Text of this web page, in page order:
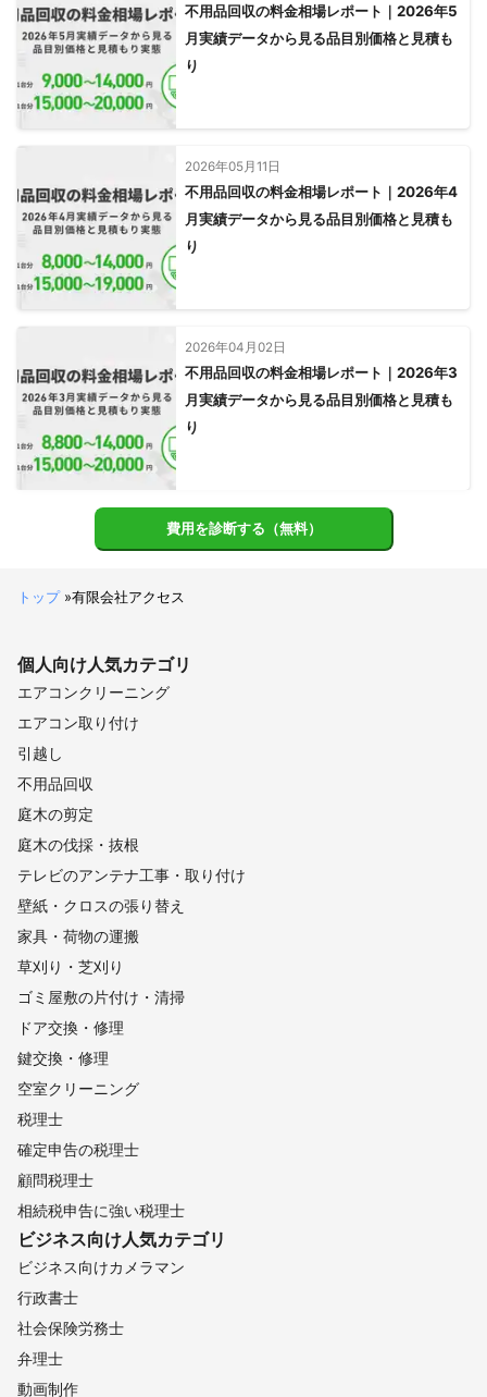
不用品回収の料金相場レポート｜2026年5
月実績データから見る品目別価格と見積も
り
2026年05月11日
不用品回収の料金相場レポート｜2026年4
月実績データから見る品目別価格と見積も
り
2026年04月02日
不用品回収の料金相場レポート｜2026年3
月実績データから見る品目別価格と見積も
り
費用を診断する（無料）
トップ»有限会社アクセス
個人向け人気カテゴリ
エアコンクリーニング
エアコン取り付け
引越し
不用品回収
庭木の剪定
庭木の伐採・抜根
テレビのアンテナ工事・取り付け
壁紙・クロスの張り替え
家具・荷物の運搬
草刈り・芝刈り
ゴミ屋敷の片付け・清掃
ドア交換・修理
鍵交換・修理
空室クリーニング
税理士
確定申告の税理士
顧問税理士
相続税申告に強い税理士
ビジネス向け人気カテゴリ
ビジネス向けカメラマン
行政書士
社会保険労務士
弁理士
動画制作